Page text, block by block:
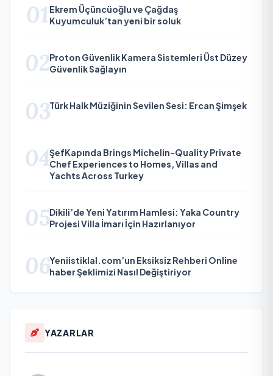
01 Ekrem Üçüncüoğlu ve Çağdaş
Kuyumculuk’tan yeni bir soluk
02Proton Güvenlik Kamera Sistemleri Üst Düzey
Güvenlik Sağlayın
03Türk Halk Müziğinin Sevilen Sesi: Ercan Şimşek
04ŞefKapında Brings Michelin-Quality Private
Chef Experiences to Homes, Villas and
Yachts Across Turkey
05Dikili’de Yeni Yatırım Hamlesi: Yaka Country
Projesi Villa İmarı İçin Hazırlanıyor
06Yeniistiklal.com’un Eksiksiz Rehberi Online
haber Şeklimizi Nasıl Değiştiriyor
YAZARLAR